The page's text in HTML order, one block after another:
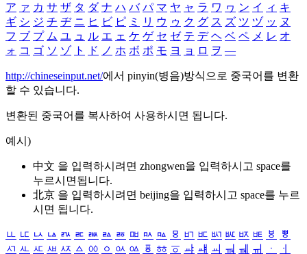
ア ァ カ サ ザ タ ダ ナ ハ バ パ マ ヤ ャ ラ ワ ヮ ン イ ィ キ
ギ シ ジ チ ヂ ニ ヒ ビ ピ ミ リ ウ ゥ ク グ ス ズ ツ ヅ ッ ヌ
フ ブ プ ム ユ ュ ル エ ェ ケ ゲ セ ゼ テ デ ヘ ベ ペ メ レ オ
ォ コ ゴ ソ ゾ ト ド ノ ホ ボ ポ モ ヨ ョ ロ ヲ ―
http://chineseinput.net/에서 pinyin(병음)방식으로 중국어를 변환
할 수 있습니다.
변환된 중국어를 복사하여 사용하시면 됩니다.
예시)
中文 을 입력하시려면 zhongwen을 입력하시고 space를
누르시면됩니다.
北京 을 입력하시려면 beijing을 입력하시고 space를 누르
시면 됩니다.
ㅥ ㅦ ㅧ ㅨ ㅩ ㅪ ㅫ ㅬ ㅭ ㅮ ㅯ ㅰ ㅱ ㅲ ㅳ ㅴ ㅵ ㅶ ㅷ ㅸ
ㅹ
ㅺ ㅻ ㅼ ㅽ ㅾ ㅿ ㆀ ㆁ ㆂ ㆃ ㆄ ㆅ ㆆ ㆇ ㆈ ㆉ ㆊ ㆋ ㆌ ㆍ
ㆎ